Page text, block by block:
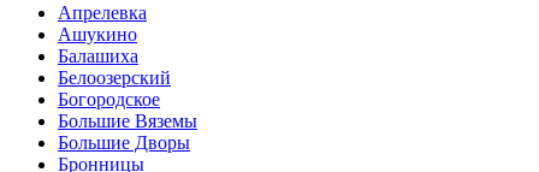
Апрелевка
Ашукино
Балашиха
Белоозерский
Богородское
Большие Вяземы
Большие Дворы
Бронницы